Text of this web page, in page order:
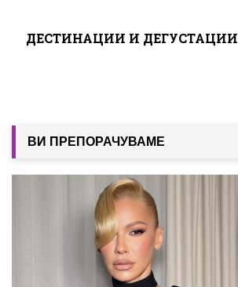
ДЕСТИНАЦИИ И ДЕГУСТАЦИИ
ВИ ПРЕПОРАЧУВАМЕ